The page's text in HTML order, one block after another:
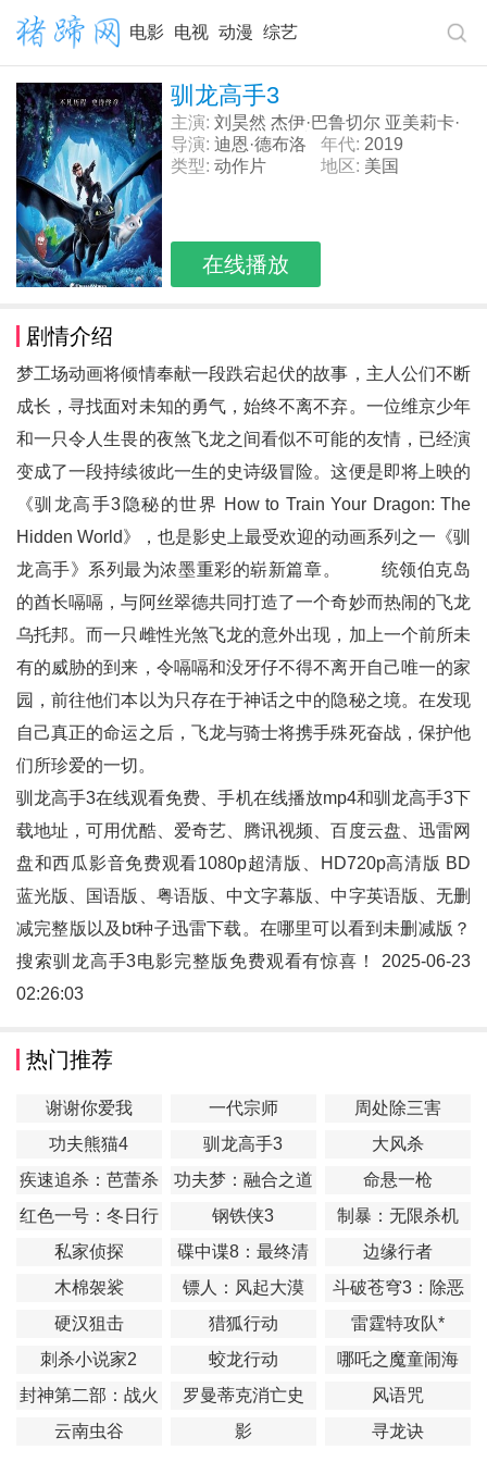
电影 电视 动漫 综艺
驯龙高手3
主演: 刘昊然 杰伊·巴鲁切尔 亚美莉卡·
费雷拉 凯特·布兰切特
导演: 迪恩·德布洛
斯
年代: 2019
类型: 动作片 地区: 美国
在线播放
剧情介绍
梦工场动画将倾情奉献一段跌宕起伏的故事，主人公们不断
成长，寻找面对未知的勇气，始终不离不弃。一位维京少年
和一只令人生畏的夜煞飞龙之间看似不可能的友情，已经演
变成了一段持续彼此一生的史诗级冒险。这便是即将上映的
《驯龙高手3隐秘的世界 How to Train Your Dragon: The
Hidden World》，也是影史上最受欢迎的动画系列之一《驯
龙高手》系列最为浓墨重彩的崭新篇章。 统领伯克岛
的酋长嗝嗝，与阿丝翠德共同打造了一个奇妙而热闹的飞龙
乌托邦。而一只雌性光煞飞龙的意外出现，加上一个前所未
有的威胁的到来，令嗝嗝和没牙仔不得不离开自己唯一的家
园，前往他们本以为只存在于神话之中的隐秘之境。在发现
自己真正的命运之后，飞龙与骑士将携手殊死奋战，保护他
们所珍爱的一切。
驯龙高手3在线观看免费、手机在线播放mp4和驯龙高手3下
载地址，可用优酷、爱奇艺、腾讯视频、百度云盘、迅雷网
盘和西瓜影音免费观看1080p超清版、HD720p高清版 BD
蓝光版、国语版、粤语版、中文字幕版、中字英语版、无删
减完整版以及bt种子迅雷下载。在哪里可以看到未删减版？
搜索驯龙高手3电影完整版免费观看有惊喜！ 2025-06-23
02:26:03
热门推荐
谢谢你爱我 一代宗师
周处除三害
功夫熊猫4
驯龙高手3
大风杀
疾速追杀：芭蕾杀
姬
功夫梦：融合之道
命悬一枪
红色一号：冬日行
动
钢铁侠3
制暴：无限杀机
私家侦探
碟中谍8：最终清
算
边缘行者
木棉袈裟
镖人：风起大漠
斗破苍穹3：除恶
硬汉狙击
猎狐行动
雷霆特攻队*
刺杀小说家2
蛟龙行动
哪吒之魔童闹海
封神第二部：战火
西岐
罗曼蒂克消亡史
风语咒
云南虫谷
影 寻龙诀